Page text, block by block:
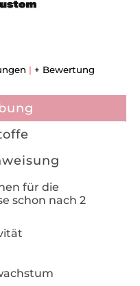
| + Bewertung
für die
schon nach 2